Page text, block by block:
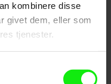
kombinere disse
givet dem, eller som
tjenester.